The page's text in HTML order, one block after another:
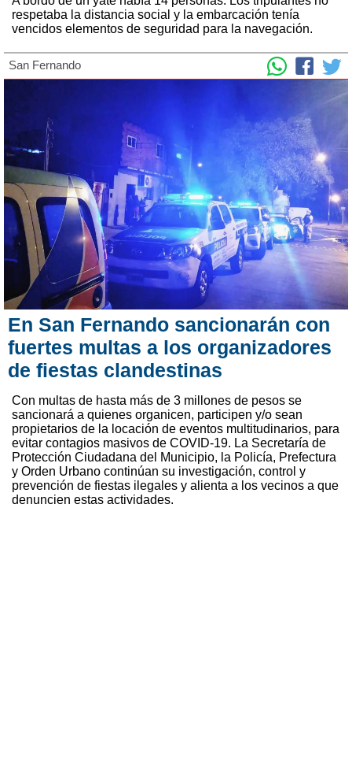
respetaba la distancia social y la embarcación tenía
vencidos elementos de seguridad para la navegación.
San Fernando
En San Fernando sancionarán con
fuertes multas a los organizadores
de fiestas clandestinas
Con multas de hasta más de 3 millones de pesos se
sancionará a quienes organicen, participen y/o sean
propietarios de la locación de eventos multitudinarios, para
evitar contagios masivos de COVID-19. La Secretaría de
Protección Ciudadana del Municipio, la Policía, Prefectura
y Orden Urbano continúan su investigación, control y
prevención de fiestas ilegales y alienta a los vecinos a que
denuncien estas actividades.